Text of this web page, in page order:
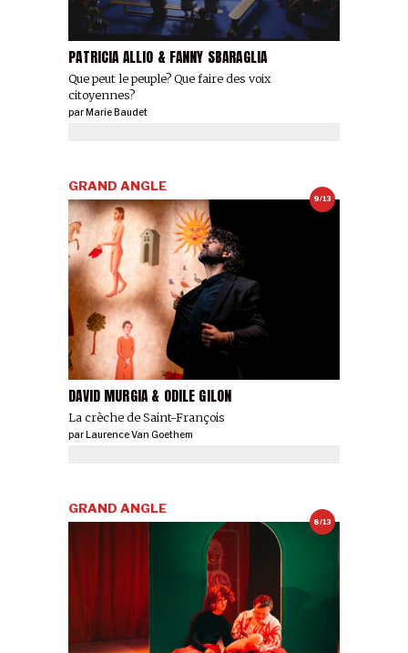
PATRICIA ALLIO & FANNY SBARAGLIA
Que peut le peuple? Que faire des voix
citoyennes?
parMarie Baudet
9/13
DAVID MURGIA & ODILE GILON
La crèche de Saint-François
GRAND ANGLE
parLaurence Van Goethem
8/13
GRAND ANGLE